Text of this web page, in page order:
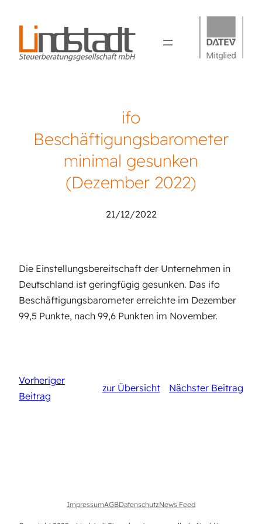
ifo
Beschäftigungsbarometer
minimal gesunken
(Dezember 2022)
21/12/2022
Die Einstellungsbereitschaft der Unternehmen in
Deutschland ist geringfügig gesunken. Das ifo
Beschäftigungsbarometer erreichte im Dezember
99,5 Punkte, nach 99,6 Punkten im November.
Vorheriger
Beitrag
zur Übersicht Nächster Beitrag
ImpressumAGBDatenschutzNews Feed